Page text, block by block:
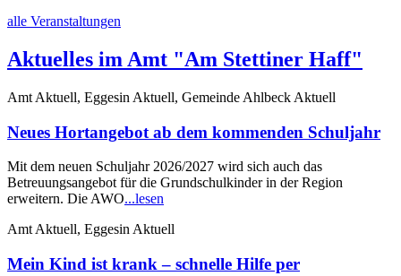
alle Veranstaltungen
Aktuelles im Amt "Am Stettiner Haff"
Amt Aktuell, Eggesin Aktuell, Gemeinde Ahlbeck Aktuell
Neues Hortangebot ab dem kommenden Schuljahr
Mit dem neuen Schuljahr 2026/2027 wird sich auch das
Betreuungsangebot für die Grundschulkinder in der Region
erweitern. Die AWO...lesen
Amt Aktuell, Eggesin Aktuell
Mein Kind ist krank – schnelle Hilfe per